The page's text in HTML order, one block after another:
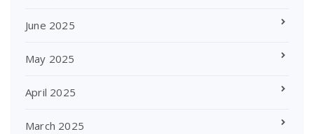
June 2025
May 2025
April 2025
March 2025